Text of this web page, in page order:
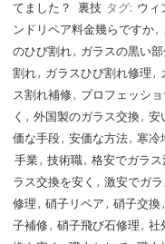
てました？
裏技 タグ: ウィ
ンドリペア料金幾らですか,
のひび割れ, ガラスの黒い
割れ, ガラスひび割れ修理 ,
ス割れ補修, プロフェッシ
く , 外国製のガラス交換, 安
価な手段, 安価な方法, 寒冷
手業, 技術職, 格安でガラ
ラス交換を安く , 激安でガ
修理 , 硝子リペア , 硝子交換,
子補修, 硝子飛び石修理 , 社